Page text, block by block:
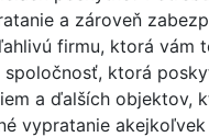
a zároveň
firmu, ktorá vám
ktorá
a ďalších objektov,
vypratanie